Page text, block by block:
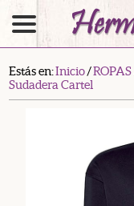
Estás en:Inicio/ROPAS
Sudadera Cartel